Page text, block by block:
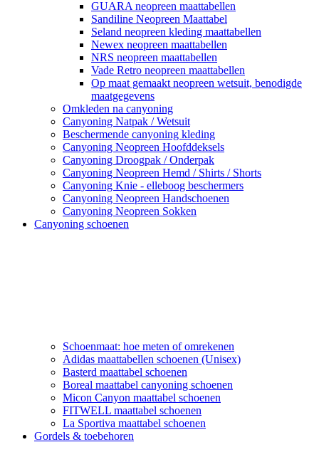
GUARA neopreen maattabellen
Sandiline Neopreen Maattabel
Seland neopreen kleding maattabellen
Newex neopreen maattabellen
NRS neopreen maattabellen
Vade Retro neopreen maattabellen
Op maat gemaakt neopreen wetsuit, benodigde
maatgegevens
Omkleden na canyoning
Canyoning Natpak / Wetsuit
Beschermende canyoning kleding
Canyoning Neopreen Hoofddeksels
Canyoning Droogpak / Onderpak
Canyoning Neopreen Hemd / Shirts / Shorts
Canyoning Knie - elleboog beschermers
Canyoning Neopreen Handschoenen
Canyoning Neopreen Sokken
Canyoning schoenen
Schoenmaat: hoe meten of omrekenen
Adidas maattabellen schoenen (Unisex)
Basterd maattabel schoenen
Boreal maattabel canyoning schoenen
Micon Canyon maattabel schoenen
FITWELL maattabel schoenen
La Sportiva maattabel schoenen
Gordels & toebehoren